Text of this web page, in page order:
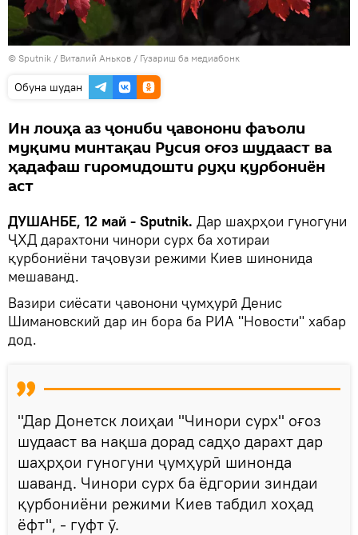
© Sputnik / Виталий Аньков / Гузариш ба медиабонк
Обуна шудан
Ин лоиҳа аз ҷониби ҷавонони фаъоли
муқими минтақаи Русия оғоз шудааст ва
ҳадафаш гиромидошти руҳи қурбониён
аст
ДУШАНБЕ, 12 май - Sputnik. Дар шаҳрҳои гуногуни
ҶХД дарахтони чинори сурх ба хотираи
қурбониёни таҷовузи режими Киев шинонида
мешаванд.
Вазири сиёсати ҷавонони ҷумҳурӣ Денис
Шимановский дар ин бора ба РИА "Новости" хабар
дод.
"Дар Донетск лоиҳаи "Чинори сурх" оғоз
шудааст ва нақша дорад садҳо дарахт дар
шаҳрҳои гуногуни ҷумҳурӣ шинонда
шаванд. Чинори сурх ба ёдгории зиндаи
қурбониёни режими Киев табдил хоҳад
ёфт", - гуфт ӯ.